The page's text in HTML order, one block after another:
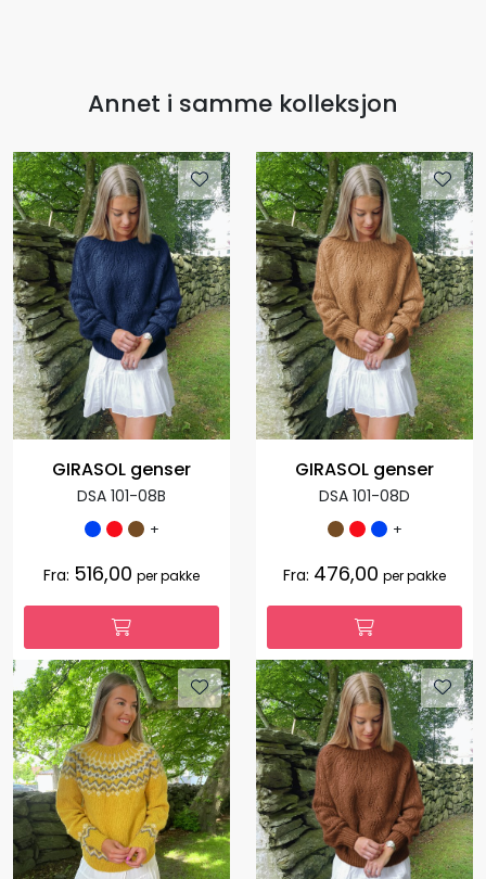
Annet i samme kolleksjon
GIRASOL genser
DSA 101-08B
+
Fra: 516,00 per pakke
GIRASOL genser
DSA 101-08D
+
Fra: 476,00 per pakke